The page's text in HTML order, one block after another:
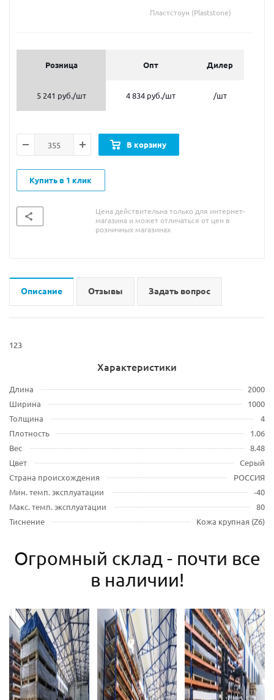
Пластстоун (Plaststone)
Розница Опт Дилер
5 241 руб./шт 4 834 руб./шт /шт
В корзину
Купить в 1 клик
Цена действительна только для интернет-
магазина и может отличаться от цен в
розничных магазинах
Описание Отзывы Задать вопрос
123
Характеристики
Длина
2000
Ширина
1000
Толщина
4
Плотность
1.06
Вес
8.48
Цвет
Серый
Страна происхождения
РОССИЯ
Мин. темп. эксплуатации
-40
Макс. темп. эксплуатации
80
Тиснение
Кожа крупная (Z6)
Огромный склад - почти все
в наличии!